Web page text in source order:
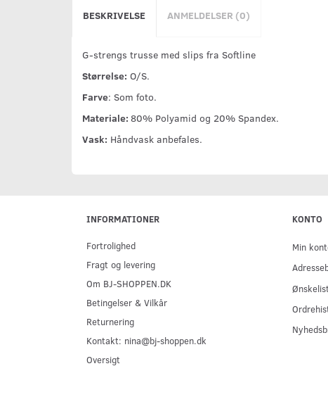
BESKRIVELSE ANMELDELSER (0)
G-strengs trusse med slips fra Softline
Størrelse: O/S.
Farve: Som foto.
Materiale: 80% Polyamid og 20% Spandex.
Vask: Håndvask anbefales.
INFORMATIONER
Fortrolighed
Fragt og levering
Om BJ-SHOPPEN.DK
Betingelser & Vilkår
Returnering
Kontakt: nina@bj-shoppen.dk
Oversigt
KONTO
Min